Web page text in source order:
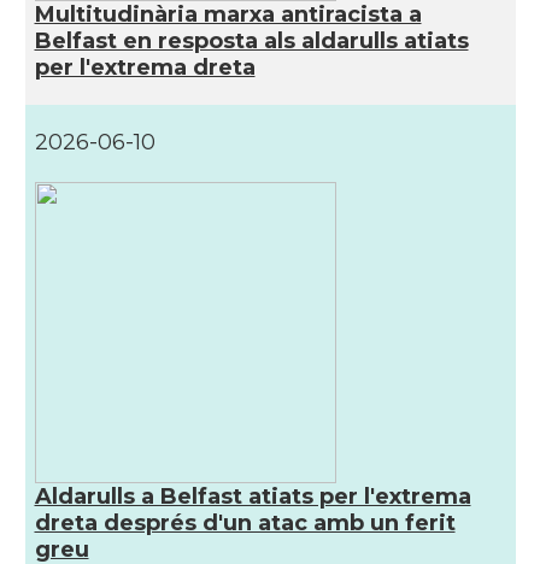
CAMON Catalans a Lincoln
CAMON
Multitudinària marxa antiracista a
Belfast en resposta als aldarulls atiats
per l'extrema dreta
2026-06-10
Aldarulls a Belfast atiats per l'extrema
dreta després d'un atac amb un ferit
greu